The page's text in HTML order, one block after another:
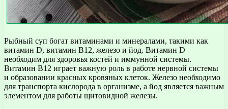
Рыбный суп богат витаминами и минералами, такими как
витамин D, витамин В12, железо и йод. Витамин D
необходим для здоровья костей и иммунной системы.
Витамин В12 играет важную роль в работе нервной системы
и образовании красных кровяных клеток. Железо необходимо
для транспорта кислорода в организме, а йод является важным
элементом для работы щитовидной железы.